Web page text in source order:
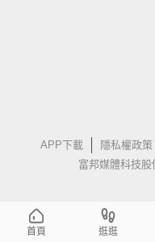
APP下載 隱私權政策
富邦媒體科技
首頁 逛逛